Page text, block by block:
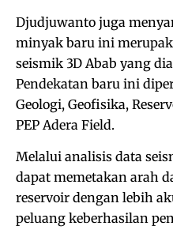
Djudjuwanto juga
minyak baru ini
seismik 3D Abab yang
Pendekatan baru ini
Geologi, Geofisika,
PEP Adera Field.
Melalui analisis data
dapat memetakan arah
reservoir dengan lebih
peluang keberhasilan